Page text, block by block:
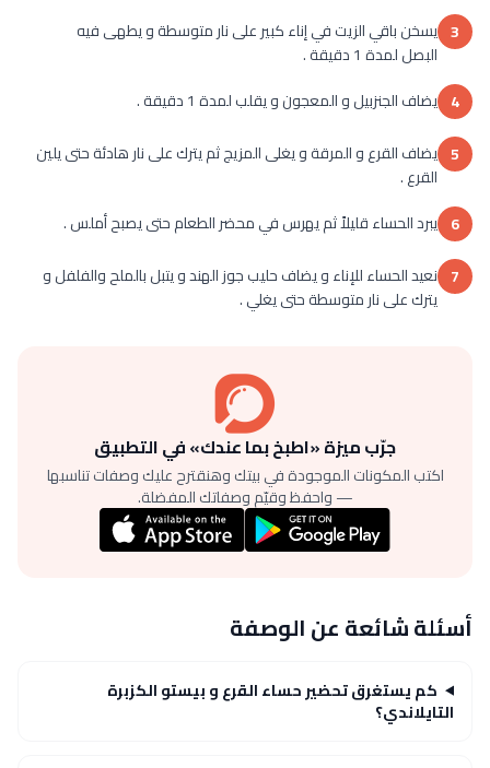
3 يسخن باقي الزيت في إناء كبير على نار متوسطة و يطهى فيه
البصل لمدة 1 دقيقة .
4 يضاف الجنزبيل و المعجون و يقلب لمدة 1 دقيقة .
5 يضاف القرع و المرقة و يغلى المزيج ثم يترك على نار هادئة حتى يلين
القرع .
6 يبرد الحساء قليلاً ثم يهرس في محضر الطعام حتى يصبح أملس .
7 نعيد الحساء للإناء و يضاف حليب جوز الهند و يتبل بالملح والفلفل و
يترك على نار متوسطة حتى يغلي .
جرّب ميزة «اطبخ بما عندك» في التطبيق
اكتب المكونات الموجودة في بيتك وهنقترح عليك وصفات تناسبها
— واحفظ وقيّم وصفاتك المفضلة.
أسئلة شائعة عن الوصفة
كم يستغرق تحضير حساء القرع و بيستو الكزبرة
التايلاندي؟